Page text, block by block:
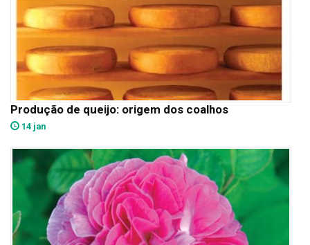
Produção de queijo: origem dos coalhos
14 jan